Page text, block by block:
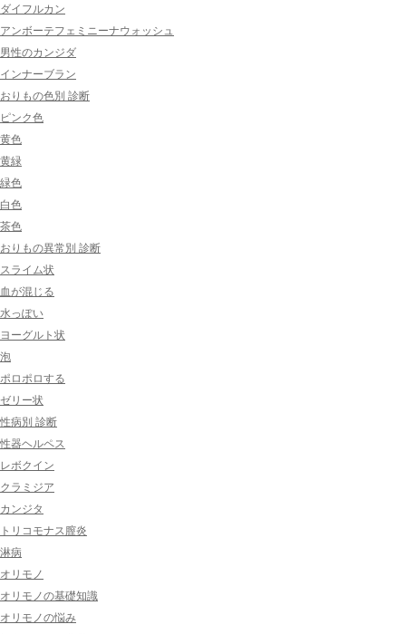
ダイフルカン
アンボーテフェミニーナウォッシュ
男性のカンジダ
インナーブラン
おりもの色別 診断
ピンク色
黄色
黄緑
緑色
白色
茶色
おりもの異常別 診断
スライム状
血が混じる
水っぽい
ヨーグルト状
泡
ポロポロする
ゼリー状
性病別 診断
性器ヘルペス
レボクイン
クラミジア
カンジタ
トリコモナス膣炎
淋病
オリモノ
オリモノの基礎知識
オリモノの悩み